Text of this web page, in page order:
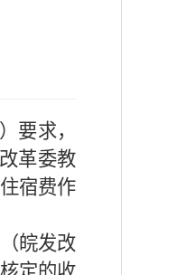
要求，
革委教
宿费作
皖发改